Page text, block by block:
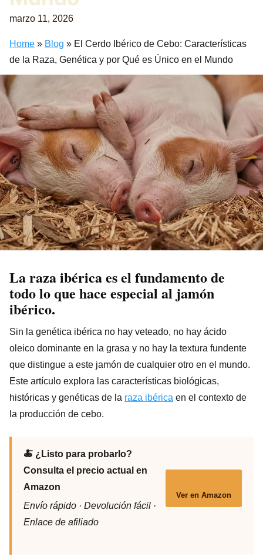
marzo 11, 2026
Home » Blog » El Cerdo Ibérico de Cebo: Características
de la Raza, Genética y por Qué es Único en el Mundo
Laraza ibéricaes el fundamento de
todo lo que hace especial al jamón
ibérico.
Sin la genética ibérica no hay veteado, no hay ácido
oleico dominante en la grasa y no hay la textura fundente
que distingue a este jamón de cualquier otro en el mundo.
Este artículo explora las características biológicas,
históricas y genéticas de la raza ibérica en el contexto de
la producción de cebo.
🍝 ¿Listo para probarlo?
Consulta el precio actual en
Amazon
Envío rápido · Devolución fácil ·
Enlace de afiliado
Ver en Amazon